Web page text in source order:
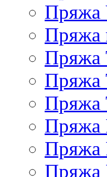
Пряжа
Пряжа
Пряжа
Пряжа
Пряжа
Пряжа
Пряжа
Пряжа